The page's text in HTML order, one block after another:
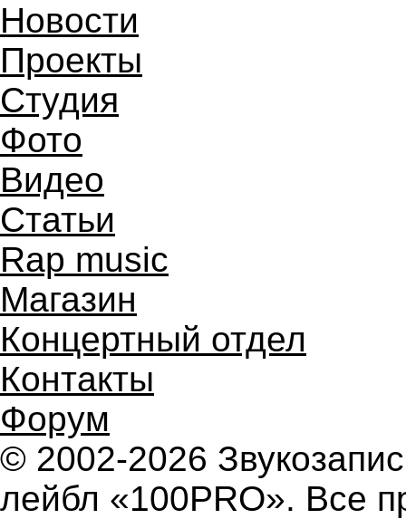
Новости
Проекты
Студия
Фото
Видео
Статьи
Rap music
Магазин
Концертный отдел
Контакты
Форум
© 2002-2026
лейбл «100PRO». Все